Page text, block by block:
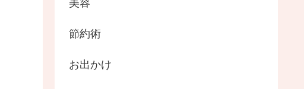
美容
節約術
お出かけ